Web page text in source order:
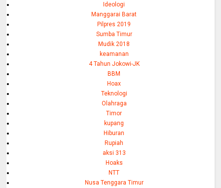
Ideologi
Manggarai Barat
Pilpres 2019
Sumba Timur
Mudik 2018
keamanan
4 Tahun Jokowi-JK
BBM
Hoax
Teknologi
Olahraga
Timor
kupang
Hiburan
Rupiah
aksi 313
Hoaks
NTT
Nusa Tenggara Timur